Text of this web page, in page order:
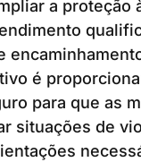
a proteção
é
para que as
situações de